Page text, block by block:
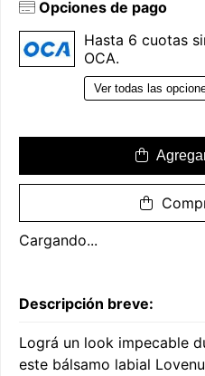
Opciones de pago
Hasta 6 cuotas
OCA.
Ver todas las
Cargando...
Descripción breve:
Lográ un look impecable
este bálsamo labial